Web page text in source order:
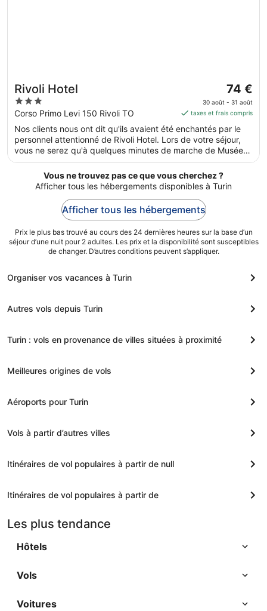
Rivoli Hotel
3
out
of
5
Corso Primo Levi 150 Rivoli TO
Le
prix
est
de 74 €
par
nuit
au 31
74 €
30 août - 31 août
taxes et frais compris
Nos clients nous ont dit qu'ils avaient été enchantés par le
personnel attentionné de Rivoli Hotel. Lors de votre séjour,
vous ne serez qu'à quelques minutes de marche de Musée
d'Art Contemporain du Château de Rivoli. Dans cet
hébergement, vous profiterez de prestations de choix
comme l'accès Wi-Fi à Internet gratuit et un parking gratuit,
sans oublier un restaurant.
Vous ne trouvez pas ce que vous cherchez ?
Afficher tous les hébergements disponibles à Turin
Afficher tous les hébergements
Prix le plus bas trouvé au cours des 24 dernières heures sur la base d’un
séjour d’une nuit pour 2 adultes. Les prix et la disponibilité sont susceptibles
de changer. D’autres conditions peuvent s’appliquer.
Organiser vos vacances à Turin
Autres vols depuis Turin
Turin : vols en provenance de villes situées à proximité
Meilleures origines de vols
Aéroports pour Turin
Vols à partir d’autres villes
Itinéraires de vol populaires à partir de null
Itinéraires de vol populaires à partir de
Les plus tendance
Hôtels
Vols
Voitures